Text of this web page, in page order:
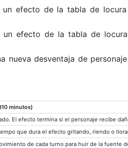
un efecto de la tabla de
un efecto de la tabla de
nueva desventaja de
minutos)
El efecto termina si el personaje recibe
que dura el efecto gritando, riendo o
de cada turno para huir de la fuente